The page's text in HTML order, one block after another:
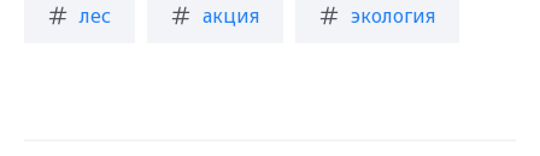
лес акция экология